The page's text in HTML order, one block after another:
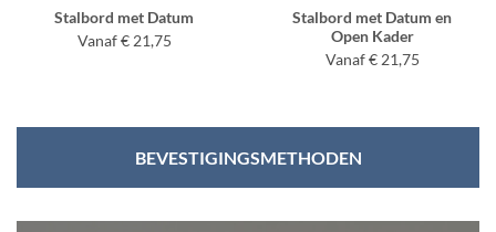
Stalbord met Datum
Vanaf € 21,75
Stalbord met Datum en
Open Kader
Vanaf € 21,75
BEVESTIGINGSMETHODEN